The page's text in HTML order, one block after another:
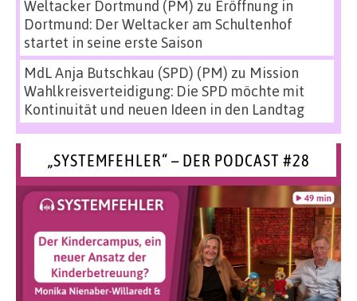
Weltacker Dortmund (PM) zu Eröffnung in
Dortmund: Der Weltacker am Schultenhof
startet in seine erste Saison
MdL Anja Butschkau (SPD) (PM) zu Mission
Wahlkreisverteidigung: Die SPD möchte mit
Kontinuität und neuen Ideen in den Landtag
„SYSTEMFEHLER“ – DER PODCAST #28